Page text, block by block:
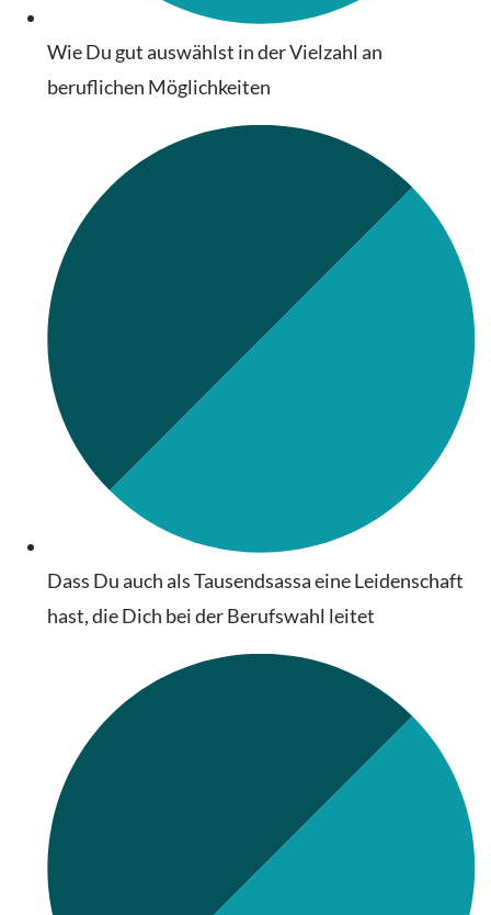
Wie Du gut auswählst in der Vielzahl an
beruflichen Möglichkeiten
Dass Du auch als Tausendsassa eine Leidenschaft
hast, die Dich bei der Berufswahl leitet